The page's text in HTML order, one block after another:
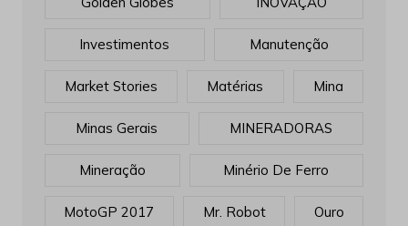
Investimentos Manutenção
Market Stories Matérias Mina
Minas Gerais MINERADORAS
Mineração Minério De Ferro
MotoGP 2017 Mr. Robot Ouro